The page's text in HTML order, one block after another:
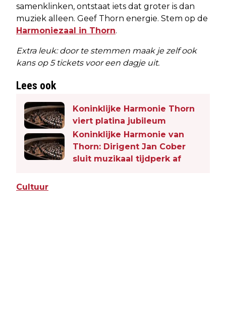
samenklinken, ontstaat iets dat groter is dan
muziek alleen. Geef Thorn energie. Stem op de
Harmoniezaal in Thorn.
Extra leuk: door te stemmen maak je zelf ook
kans op 5 tickets voor een dagje uit.
Lees ook
Koninklijke Harmonie Thorn
viert platina jubileum
Koninklijke Harmonie van
Thorn: Dirigent Jan Cober
sluit muzikaal tijdperk af
Cultuur